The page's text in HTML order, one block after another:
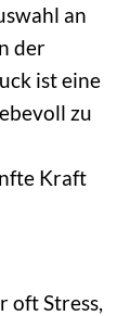
an
der
ist eine
zu
Kraft
oft Stress,